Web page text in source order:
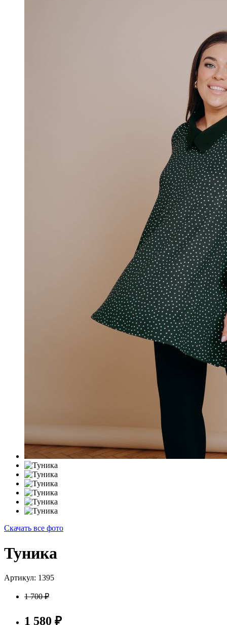
Скачать все фото
Туника
Артикул: 1395
1 700₽
1 580 ₽